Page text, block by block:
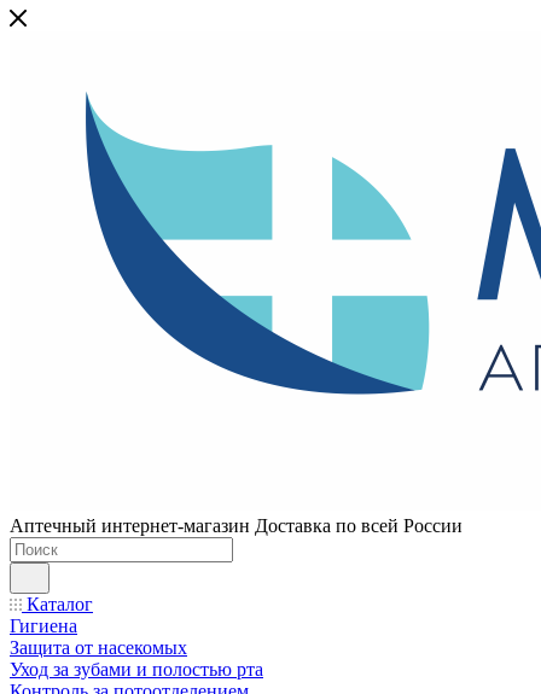
Аптечный интернет-магазин Доставка по всей России
Каталог
Гигиена
Защита от насекомых
Уход за зубами и полостью рта